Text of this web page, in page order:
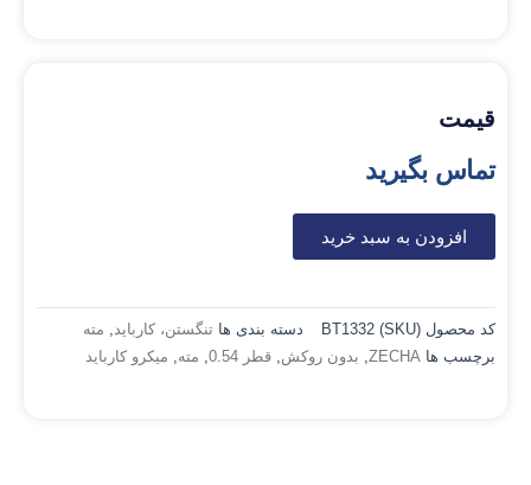
قیمت
تماس بگیرید
افزودن به سبد خرید
کد محصول (SKU) BT1332 دسته بندی ها تنگستن، کارباید, مته
برچسب ها ZECHA
, بدون روکش, قطر 0.54 , مته, میکرو کارباید